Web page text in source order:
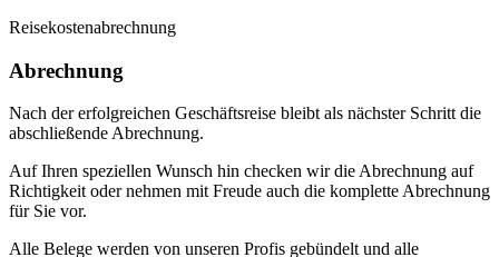
Reisekostenabrechnung
Abrechnung
Nach der erfolgreichen Geschäftsreise bleibt als nächster Schritt die
abschließende Abrechnung.
Auf Ihren speziellen Wunsch hin checken wir die Abrechnung auf
Richtigkeit oder nehmen mit Freude auch die komplette Abrechnung
für Sie vor.
Alle Belege werden von unseren Profis gebündelt und alle